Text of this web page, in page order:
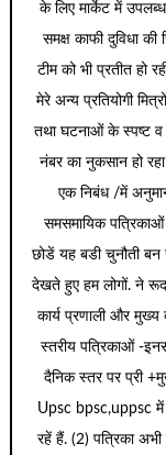
के लिए मार्केट में
समक्ष काफी दुविधा की
टीम को भी प्रतीत हो
मेरे अन्य प्रतियोगी
तथा घटनाओं के स्पष्ट व
नंबर का नुकसान हो
एक निबंध /में
समसमायिक
छोडें यह बडी चुनौती बन
देखते हुए हम लोगों. ने
कार्य प्रणाली और
स्तरीय पत्रिकाओं -
दैनिक स्तर पर प्री
Upsc bpsc,uppsc में
रहें हैं. (2) पत्रिका अभी